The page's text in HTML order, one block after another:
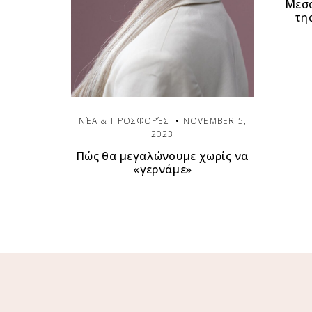
ΝΈΑ & ΠΡΟΣΦΟΡΈΣ
NOVEMBER 5,
2023
Πώς θα μεγαλώνουμε χωρίς να
«γερνάμε»